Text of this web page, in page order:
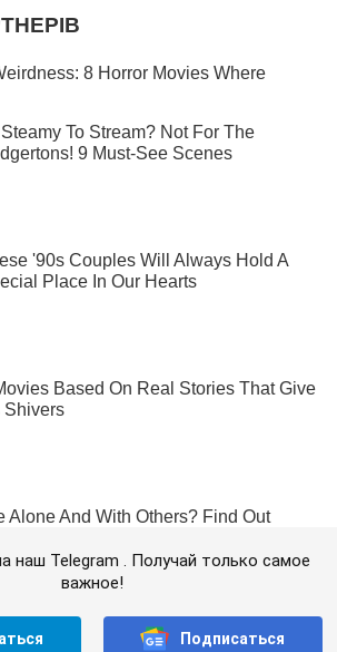
наш Telegram . Получай только самое
важное!
Подписаться